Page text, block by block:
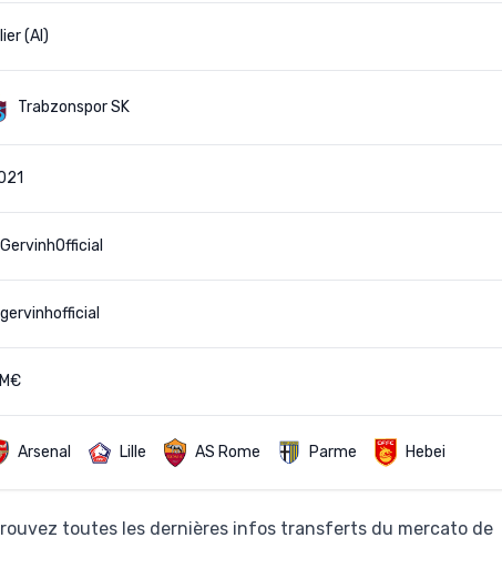
(AI)
Trabzonspor SK
Arsenal Lille AS Rome Parme Hebei
toutes les dernières infos transferts du mercato de